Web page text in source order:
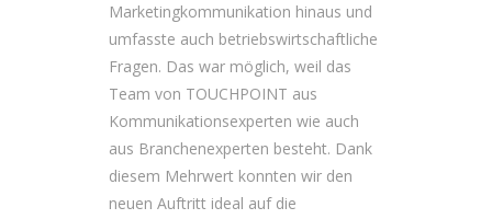
Marketingkommunikation hinaus und
umfasste auch betriebswirtschaftliche
Fragen. Das war möglich, weil das
Team von TOUCHPOINT aus
Kommunikationsexperten wie auch
aus Branchenexperten besteht. Dank
diesem Mehrwert konnten wir den
neuen Auftritt ideal auf die